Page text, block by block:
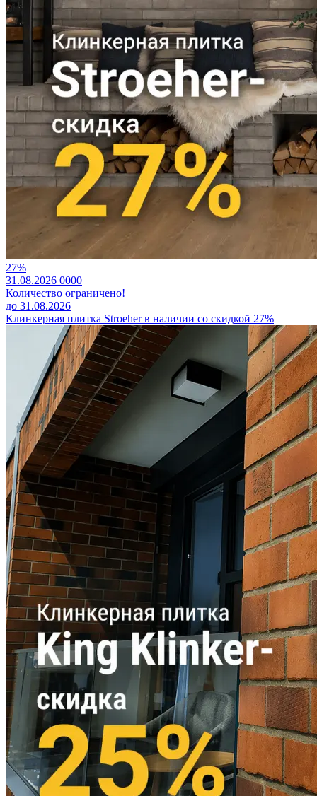
27%
31.08.2026 0000
Количество ограничено!
до 31.08.2026
Клинкерная плитка Stroeher в наличии со скидкой 27%